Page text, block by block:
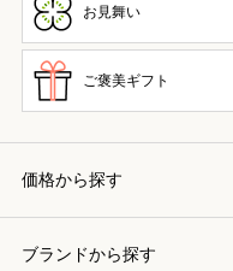
お見舞い
ご褒美ギフト
価格から探す
ブランドから探す